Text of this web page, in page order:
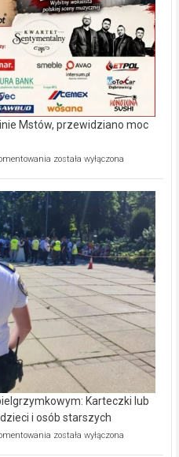
Mstów, przewidziano moc
22
Jabłka
Gminie
Mstów,
przewidziano
moc
atrakcji!
została wyłączona
Karteczki lub
i osób starszych
Straż
została wyłączona